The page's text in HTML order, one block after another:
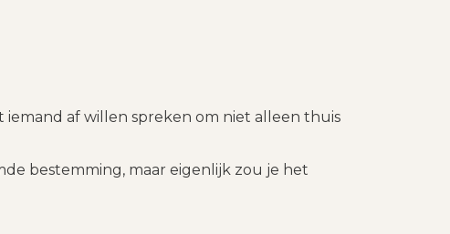
af willen spreken om niet alleen thuis
bestemming, maar eigenlijk zou je het